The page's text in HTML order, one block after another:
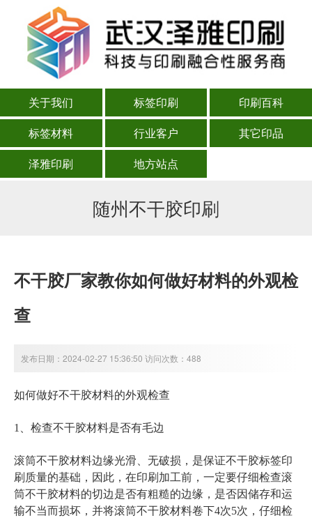
关于我们 标签印刷
印刷百科
标签材料
行业客户
其它印品
泽雅印刷
地方站点
随州不干胶印刷
不干胶厂家教你如何做好材料的外观检
查
发布日期：2024-02-27 15:36:50 访问次数：488
如何做好不干胶材料的外观检查
1、检查不干胶材料是否有毛边
滚筒不干胶材料边缘光滑、无破损，是保证不干胶标签印
刷质量的基础，因此，在印刷加工前，一定要仔细检查滚
筒不干胶材料的切边是否有粗糙的边缘，是否因储存和运
输不当而损坏，并将滚筒不干胶材料卷下4次5次，仔细检